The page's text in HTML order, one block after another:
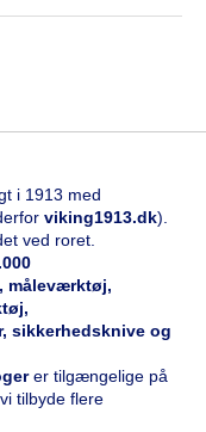
i 1913 med
viking1913.dk).
ved roret.
måleværktøj,
sikkerhedsknive og
rer tilgængelige på
tilbyde flere